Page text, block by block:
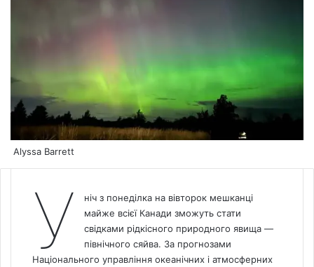
Alyssa Barrett
У
ніч з понеділка на вівторок мешканці
майже всієї Канади зможуть стати
свідками рідкісного природного явища —
північного сяйва. За прогнозами
Національного управління океанічних і атмосферних